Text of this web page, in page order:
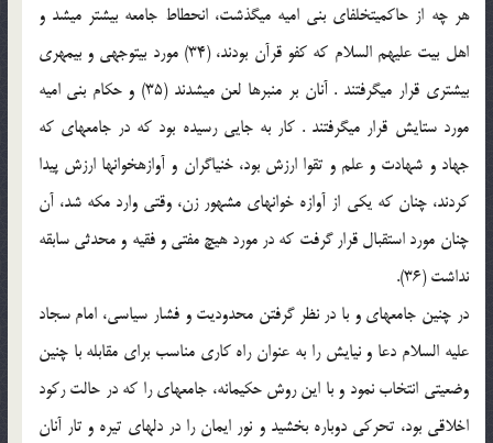
هر چه از حاکمیت‏خلفای بنی امیه می‏گذشت، انحطاط جامعه بیشتر می‏شد و
اهل بیت علیهم السلام که کفو قرآن بودند، (34) مورد بی‏توجهی و بی‏مهری
بیشتری قرار می‏گرفتند . آنان بر منبرها لعن می‏شدند (35) و حکام بنی امیه
مورد ستایش قرار می‏گرفتند . کار به جایی رسیده بود که در جامعه‏ای که
جهاد و شهادت و علم و تقوا ارزش بود، خنیاگران و آوازه‏خوان‏ها ارزش پیدا
کردند، چنان که یکی از آوازه خوان‏های مشهور زن، وقتی وارد مکه شد، آن
چنان مورد استقبال قرار گرفت که در مورد هیچ مفتی و فقیه و محدثی سابقه
نداشت (36).
در چنین جامعه‏ای و با در نظر گرفتن محدودیت و فشار سیاسی، امام سجاد
علیه السلام دعا و نیایش را به عنوان راه کاری مناسب برای مقابله با چنین
وضعیتی انتخاب نمود و با این روش حکیمانه، جامعه‏ای را که در حالت رکود
اخلاقی بود، تحرکی دوباره بخشید و نور ایمان را در دل‏های تیره و تار آنان